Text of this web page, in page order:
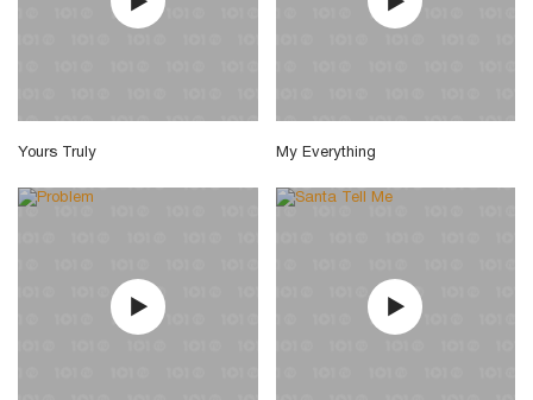
Yours Truly My Everything